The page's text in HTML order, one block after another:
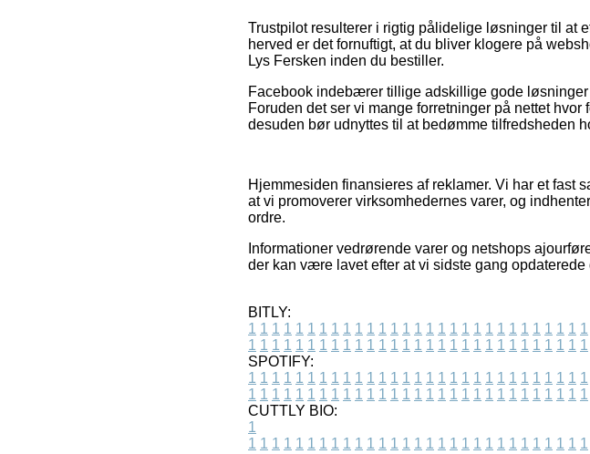
Trustpilot resulterer i rigtig pålidelige løsninger til at
herved er det fornuftigt, at du bliver klogere på
Lys Fersken inden du bestiller.
Facebook indebærer tillige adskillige gode
Foruden det ser vi mange forretninger på nettet
desuden bør udnyttes til at bedømme tilfredsheden
Hjemmesiden finansieres af reklamer. Vi har et fast
at vi promoverer virksomhedernes varer, og
ordre.
Informationer vedrørende varer og netshops
der kan være lavet efter at vi sidste gang
BITLY:
1 1 1 1 1 1 1 1 1 1 1 1 1 1 1 1 1 1 1 1 1 1 1 1 1 1 1 1 1
1 1 1 1 1 1 1 1 1 1 1 1 1 1 1 1 1 1 1 1 1 1 1 1 1 1 1 1 1
SPOTIFY:
1 1 1 1 1 1 1 1 1 1 1 1 1 1 1 1 1 1 1 1 1 1 1 1 1 1 1 1 1
1 1 1 1 1 1 1 1 1 1 1 1 1 1 1 1 1 1 1 1 1 1 1 1 1 1 1 1 1
CUTTLY BIO:
1
1 1 1 1 1 1 1 1 1 1 1 1 1 1 1 1 1 1 1 1 1 1 1 1 1 1 1 1 1